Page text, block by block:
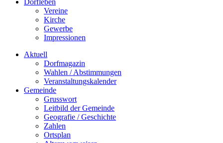
Dorfleben
Vereine
Kirche
Gewerbe
Impressionen
Aktuell
Dorfmagazin
Wahlen / Abstimmungen
Veranstaltungskalender
Gemeinde
Grusswort
Leitbild der Gemeinde
Geografie / Geschichte
Zahlen
Ortsplan